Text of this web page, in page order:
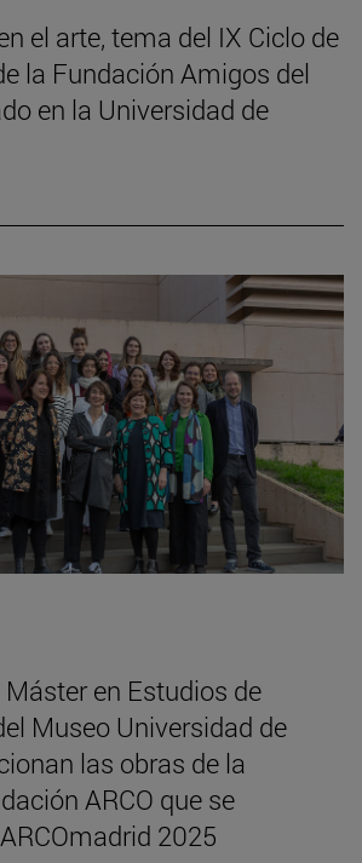
el arte, tema del IX Ciclo de
la Fundación Amigos del
en la Universidad de
en Estudios de
Museo Universidad de
las obras de la
ARCO que se
2025